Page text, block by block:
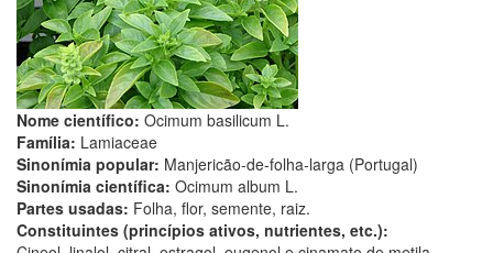
Nome científico: Ocimum basilicum L.
Família: Lamiaceae
Sinonímia popular: Manjericão-de-folha-larga (Portugal)
Sinonímia científica: Ocimum album L.
Partes usadas: Folha, flor, semente, raiz.
Constituintes (princípios ativos, nutrientes, etc.):